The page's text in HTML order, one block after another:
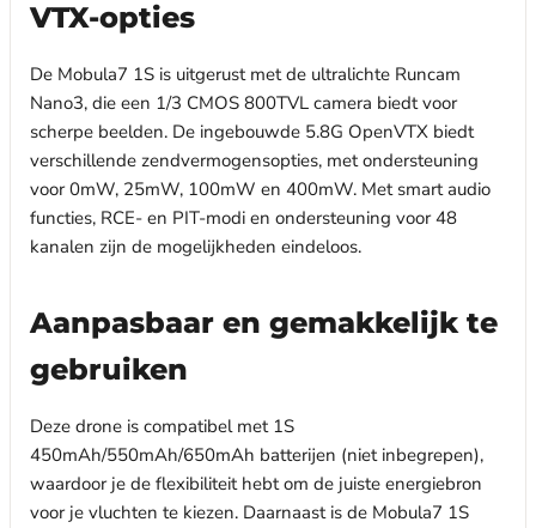
VTX-opties
De Mobula7 1S is uitgerust met de ultralichte Runcam
Nano3, die een 1/3 CMOS 800TVL camera biedt voor
scherpe beelden. De ingebouwde 5.8G OpenVTX biedt
verschillende zendvermogensopties, met ondersteuning
voor 0mW, 25mW, 100mW en 400mW. Met smart audio
functies, RCE- en PIT-modi en ondersteuning voor 48
kanalen zijn de mogelijkheden eindeloos.
Aanpasbaar en gemakkelijk te
gebruiken
Deze drone is compatibel met 1S
450mAh/550mAh/650mAh batterijen (niet inbegrepen),
waardoor je de flexibiliteit hebt om de juiste energiebron
voor je vluchten te kiezen. Daarnaast is de Mobula7 1S